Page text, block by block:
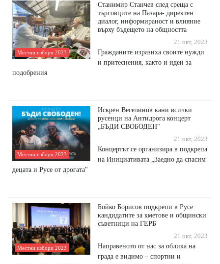
Местни избори 2023
Станимир Станчев след среща с
търговците на Пазара- директен
диалог, информираност и влияние
върху бъдещето на общността
21 окт, 2023
Гражданите изразиха своите нужди
и притеснения, както и идеи за
подобрения
Местни избори 2023
Искрен Веселинов кани всички
русенци на Антидрога концерт
„БЪДИ СВОБОДЕН"
21 окт, 2023
Концертът се организира в подкрепа
на Инициативата „Заедно да спасим
децата и Русе от дрогата"
Местни избори 2023
Бойко Борисов подкрепи в Русе
кандидатите за кметове и общински
съветници на ГЕРБ
21 окт, 2023
Направеното от нас за облика на
града е видимо – спортни и